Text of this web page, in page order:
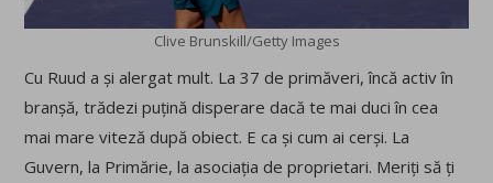
Clive Brunskill/Getty Images
Cu Ruud a și alergat mult. La 37 de primăveri, încă activ în
branșă, trădezi puțină disperare dacă te mai duci în cea
mai mare viteză după obiect. E ca și cum ai cerși. La
Guvern, la Primărie, la asociația de proprietari. Meriți să ți